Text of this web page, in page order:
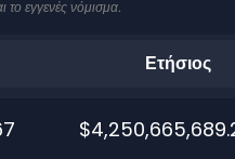
το εγγενές νόμισμα.
Ετήσιος